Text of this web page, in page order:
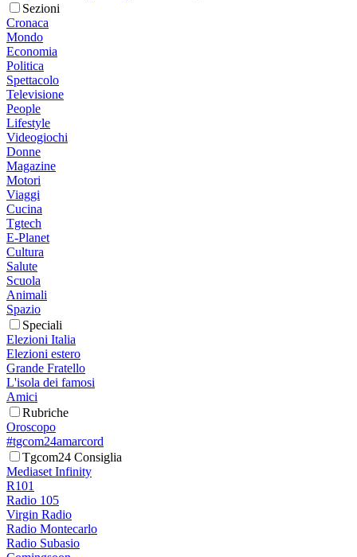
Sezioni
Cronaca
Mondo
Economia
Politica
Spettacolo
Televisione
People
Lifestyle
Videogiochi
Donne
Magazine
Motori
Viaggi
Cucina
Tgtech
E-Planet
Cultura
Salute
Scuola
Animali
Spazio
Speciali
Elezioni Italia
Elezioni estero
Grande Fratello
L'isola dei famosi
Amici
Rubriche
Oroscopo
#tgcom24amarcord
Tgcom24 Consiglia
Mediaset Infinity
R101
Radio 105
Virgin Radio
Radio Montecarlo
Radio Subasio